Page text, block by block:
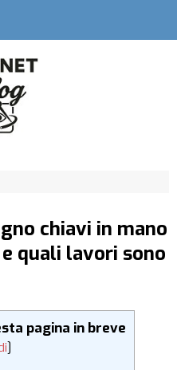
chiavi in mano
quali lavori sono
pagina in breve
]